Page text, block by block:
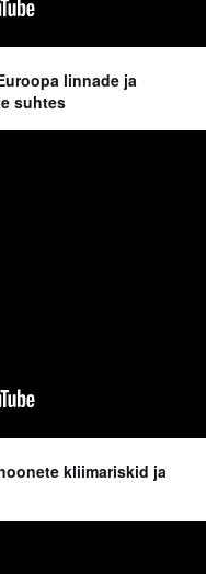
linnade ja
suhtes
kliimariskid ja